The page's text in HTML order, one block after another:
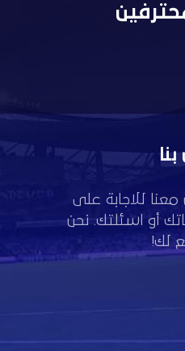
للاجابة على
أو اسئلتك. نحن
لك!